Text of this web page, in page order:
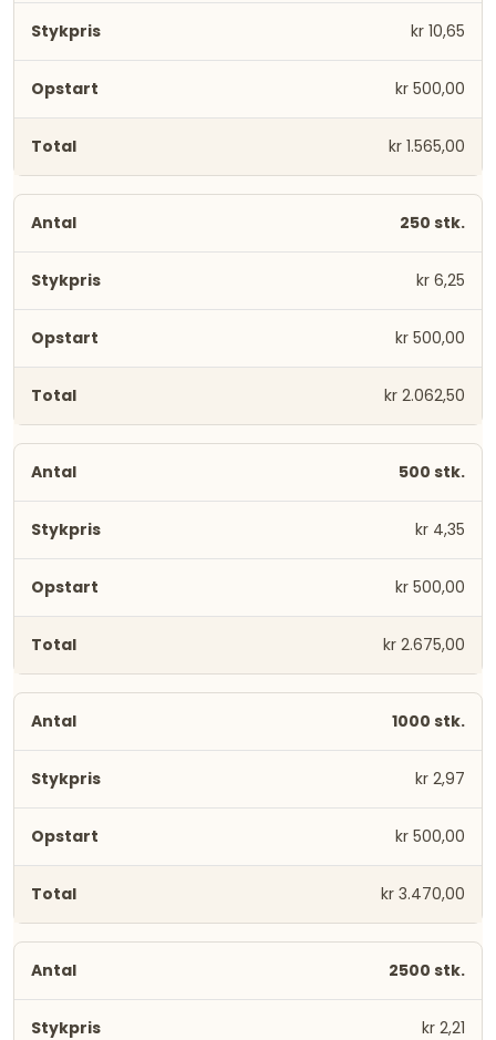
kr 10,65
kr 500,00
kr 1.565,00
250 stk.
kr 6,25
kr 500,00
kr 2.062,50
500 stk.
kr 4,35
kr 500,00
kr 2.675,00
1000 stk.
kr 2,97
kr 500,00
kr 3.470,00
2500 stk.
kr 2,21